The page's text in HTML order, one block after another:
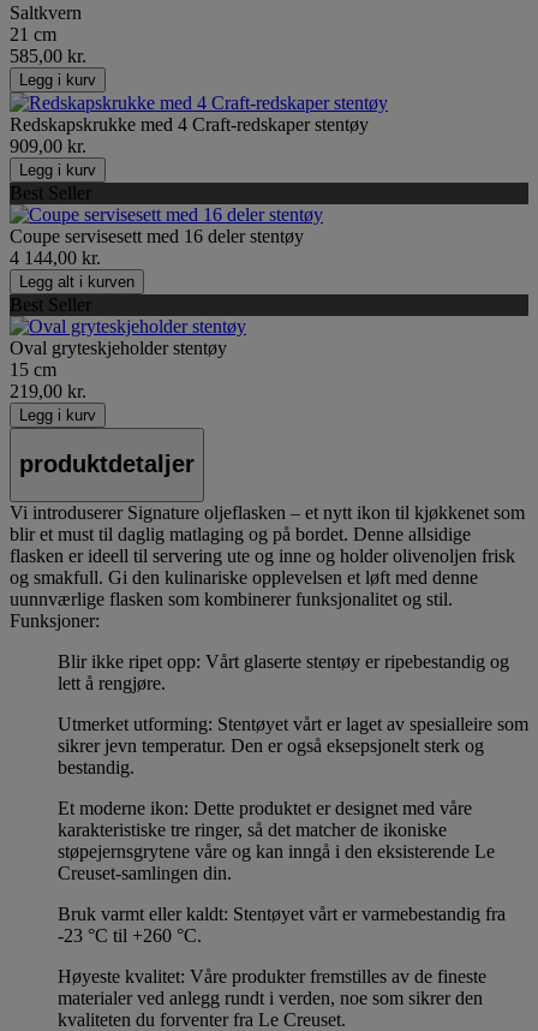
Saltkvern
21 cm
585,00 kr.
Legg i kurv
Redskapskrukke med 4 Craft-redskaper stentøy
909,00 kr.
Legg i kurv
Best Seller
Coupe servisesett med 16 deler stentøy
4 144,00 kr.
Legg alt i kurven
Best Seller
Oval gryteskjeholder stentøy
15 cm
219,00 kr.
Legg i kurv
produktdetaljer
Vi introduserer Signature oljeflasken – et nytt ikon til kjøkkenet som
blir et must til daglig matlaging og på bordet. Denne allsidige
flasken er ideell til servering ute og inne og holder olivenoljen frisk
og smakfull. Gi den kulinariske opplevelsen et løft med denne
uunnværlige flasken som kombinerer funksjonalitet og stil.
Funksjoner:
Blir ikke ripet opp: Vårt glaserte stentøy er ripebestandig og
lett å rengjøre.
Utmerket utforming: Stentøyet vårt er laget av spesialleire som
sikrer jevn temperatur. Den er også eksepsjonelt sterk og
bestandig.
Et moderne ikon: Dette produktet er designet med våre
karakteristiske tre ringer, så det matcher de ikoniske
støpejernsgrytene våre og kan inngå i den eksisterende Le
Creuset-samlingen din.
Bruk varmt eller kaldt: Stentøyet vårt er varmebestandig fra
-23 °C til +260 °C.
Høyeste kvalitet: Våre produkter fremstilles av de fineste
materialer ved anlegg rundt i verden, noe som sikrer den
kvaliteten du forventer fra Le Creuset.